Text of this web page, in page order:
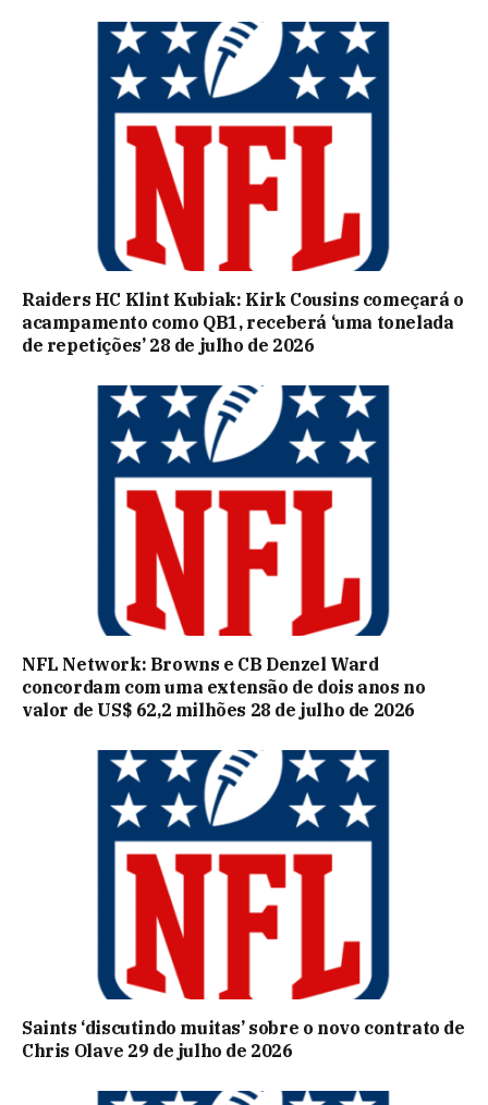
Raiders HC Klint Kubiak: Kirk Cousins ​​​​começará o
acampamento como QB1, receberá ‘uma tonelada
de repetições’ 28 de julho de 2026
NFL Network: Browns e CB Denzel Ward
concordam com uma extensão de dois anos no
valor de US$ 62,2 milhões 28 de julho de 2026
Saints ‘discutindo muitas’ sobre o novo contrato de
Chris Olave 29 de julho de 2026